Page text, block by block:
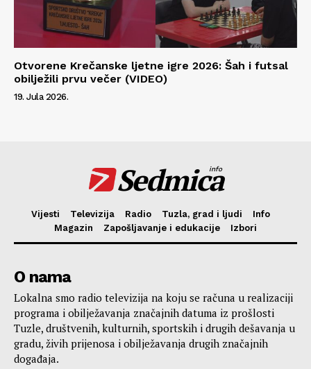
Otvorene Krečanske ljetne igre 2026: Šah i futsal
obilježili prvu večer (VIDEO)
19. Jula 2026.
Sedmica
info
Vijesti Televizija Radio Tuzla, grad i ljudi
Info
Magazin
Zapošljavanje i edukacije Izbori
O nama
Lokalna smo radio televizija na koju se računa u realizaciji
programa i obilježavanja značajnih datuma iz prošlosti
Tuzle, društvenih, kulturnih, sportskih i drugih dešavanja u
gradu, živih prijenosa i obilježavanja drugih značajnih
događaja.